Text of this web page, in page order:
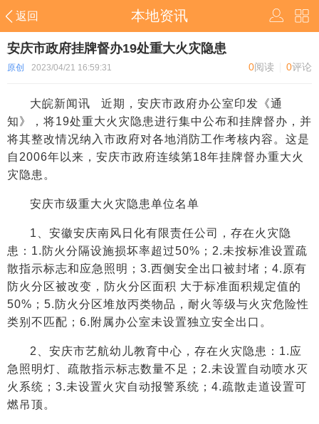
返回 本地资讯
安庆市政府挂牌督办19处重大火灾隐患
原创 2023/04/21 16:59:31 0阅读 0评论
大皖新闻讯 近期，安庆市政府办公室印发《通
知》，将19处重大火灾隐患进行集中公布和挂牌督办，并
将其整改情况纳入市政府对各地消防工作考核内容。这是
自2006年以来，安庆市政府连续第18年挂牌督办重大火
灾隐患。
安庆市级重大火灾隐患单位名单
1、安徽安庆南风日化有限责任公司，存在火灾隐
患：1.防火分隔设施损坏率超过50%；2.未按标准设置疏
散指示标志和应急照明；3.西侧安全出口被封堵；4.原有
防火分区被改变，防火分区面积 大于标准面积规定值的
50%；5.防火分区堆放丙类物品，耐火等级与火灾危险性
类别不匹配；6.附属办公室未设置独立安全出口。
2、安庆市艺航幼儿教育中心，存在火灾隐患：1.应
急照明灯、疏散指示标志数量不足；2.未设置自动喷水灭
火系统；3.未设置火灾自动报警系统；4.疏散走道设置可
燃吊顶。